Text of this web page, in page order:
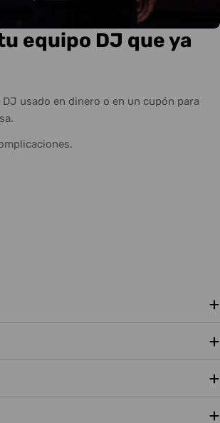
equipo DJ que ya
usado en dinero o en un cupón para